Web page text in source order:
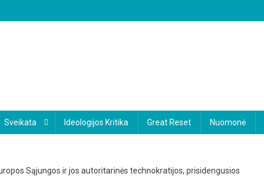
Sveikata Ideologijos Kritika Great Reset Nuomonė